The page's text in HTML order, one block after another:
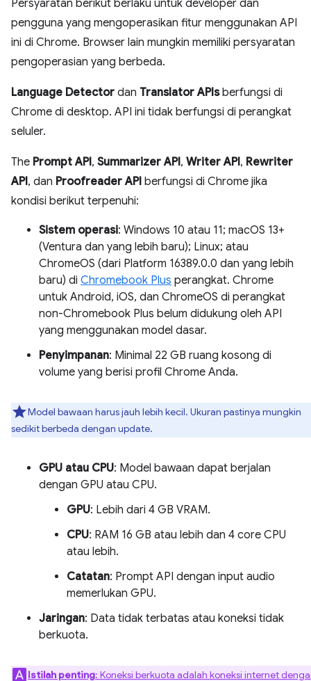
Persyaratan berikut berlaku untuk developer dan
pengguna yang mengoperasikan fitur menggunakan API
ini di Chrome. Browser lain mungkin memiliki persyaratan
pengoperasian yang berbeda.
Language Detector dan Translator APIsberfungsi di
Chrome di desktop. API ini tidak berfungsi di perangkat
seluler.
The Prompt API, Summarizer API, Writer API, Rewriter
API, dan Proofreader API berfungsi di Chrome jika
kondisi berikut terpenuhi:
Sistem operasi: Windows 10 atau 11; macOS 13+
(Ventura dan yang lebih baru); Linux; atau
ChromeOS (dari Platform 16389.0.0 dan yang lebih
baru) di Chromebook Plus perangkat. Chrome
untuk Android, iOS, dan ChromeOS di perangkat
non-Chromebook Plus belum didukung oleh API
yang menggunakan model dasar.
Penyimpanan: Minimal 22 GB ruang kosong di
volume yang berisi profil Chrome Anda.
Model bawaan harus jauh lebih kecil. Ukuran pastinya mungkin
sedikit berbeda dengan update.
GPU atau CPU: Model bawaan dapat berjalan
dengan GPU atau CPU.
GPU: Lebih dari 4 GB VRAM.
CPU: RAM 16 GB atau lebih dan 4 core CPU
atau lebih.
Catatan: Prompt API dengan input audio
memerlukan GPU.
Jaringan: Data tidak terbatas atau koneksi tidak
berkuota.
Istilah penting: Koneksi berkuota adalah koneksi internet